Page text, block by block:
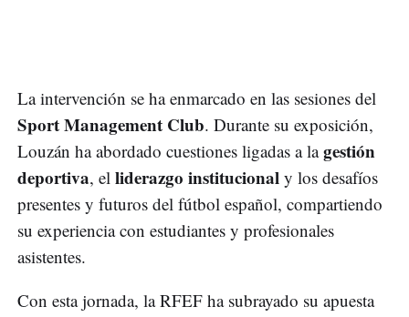
La intervención se ha enmarcado en las sesiones del
Sport Management Club. Durante su exposición,
Louzán ha abordado cuestiones ligadas a lagestión
deportiva, el liderazgo institucional y los desafíos
presentes y futuros del fútbol español, compartiendo
su experiencia con estudiantes y profesionales
asistentes.
Con esta jornada, la RFEF ha subrayado su apuesta